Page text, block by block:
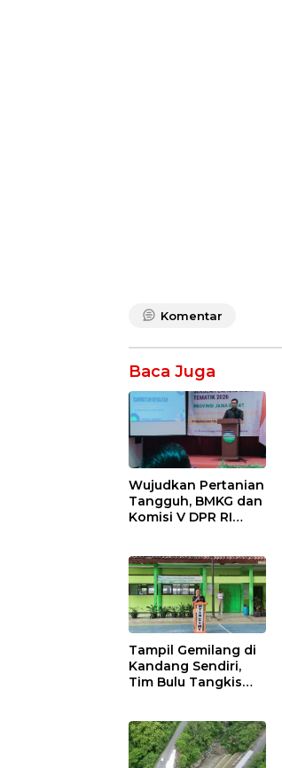
Komentar
Baca Juga
Wujudkan Pertanian
Tangguh, BMKG dan
Komisi V DPR RI
Sekolah Lapang
Iklim
Tampil Gemilang di
Kandang Sendiri,
Tim Bulu Tangkis
Juara Porseni KKMTs
Jatibarang 2026